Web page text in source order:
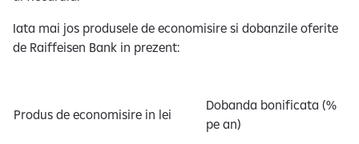
Iata mai jos produsele de economisire si dobanzile oferite
de Raiffeisen Bank in prezent:
Produs de economisire in lei
Dobanda bonificata (%
pe an)